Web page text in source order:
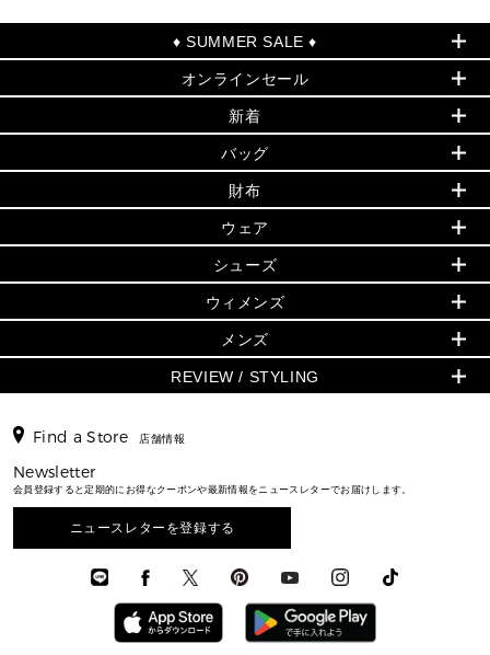
♦ SUMMER SALE ♦
セールおすすめアイテム
▶ ウィメンズ
バッグ
小物
シューズ・靴
ウェア
アクセサリー
時計
▶ メンズ
バッグ
時計
オンラインセール
PRODUCT OF THE MONTH - 今月の特別価格
再値下げアイテム
追加アイテム
▶ ウィメンズすべて(ウェア・シューズ除く)
バッグ
財布・小物
ウェア
シューズ
時計・ジュエリー
メンズ バッグ
メンズ 財布・小物
メンズ ウェア
メンズ 時計・その他
新着
夏のスタイル
▶ すべて
▶ ウィメンズすべて
財布・小物
アクセサリー
フレグランス
シューズ
メンズ財布・小物
メンズアクセサリー
メンズシューズ
メンズウェア
バッグ
人気の定番アイテム
日本限定 - バッグ
▶ ウィメンズすべて
トートバッグ
ショルダーバッグ
クロスボディ・斜め掛け
3 IN 1 / 2 IN 1 バッグ
▶ メンズすべて
財布
日本限定 - 財布・小物
▶ ウィメンズすべて
GREENWICH
折り財布(二つ折り・三つ折り)
長財布
お財布レビュー ▸
ウェア
▶ ウィメンズすべて
トップス
スカート・パンツ
ジャケット・アウター
シューズ
▶ ウィメンズすべて
サンダル
スニーカー
ウィメンズ
人気の定番アイテム
▶ ウィメンズすべて
▶ バッグすべて
通勤・通学アイテム
▶ 財布すべて
ミニ財布・フラグメントケース
折り財布(二つ折り・三つ折り)
メンズ
▶ メンズすべて
シューズ・靴
ウェア
REVIEW / STYLING
エディターレビュー
Find a Store 店舗情報
Newsletter
会員登録すると定期的にお得なクーポンや最新情報をニュースレターでお届けします。
ニュースレターを登録する